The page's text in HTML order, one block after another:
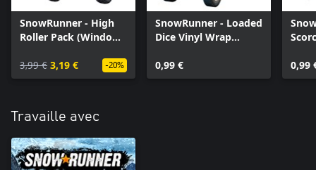
SnowRunner - High
Roller Pack (Windows
3,99 € 3,19 € -20%
SnowRunner - Loaded
Dice Vinyl Wrap
0,99 €
0,99
Travaille avec